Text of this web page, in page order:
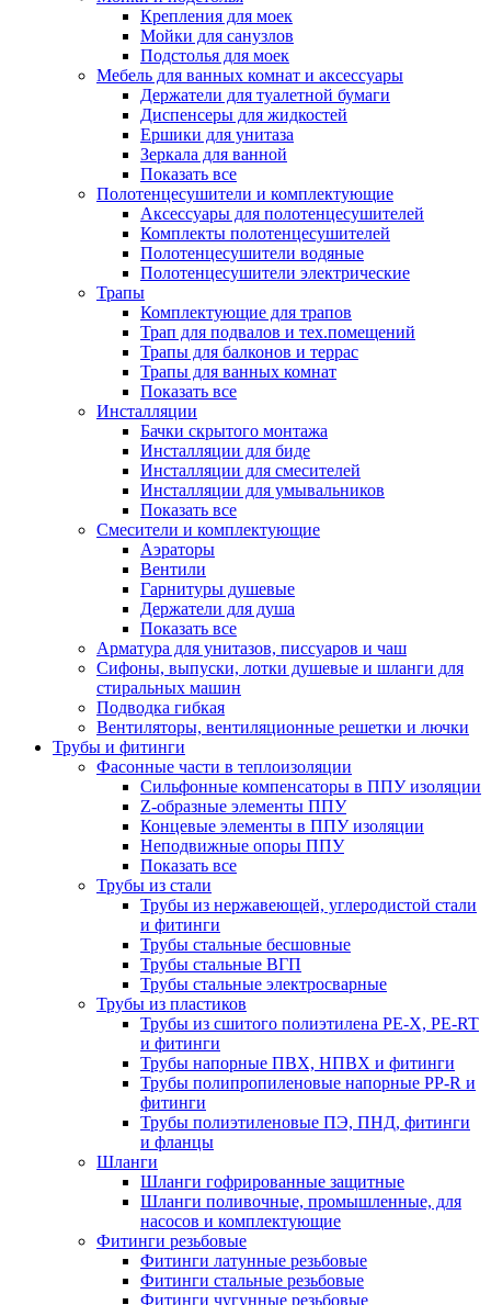
Крепления для моек
Мойки для санузлов
Подстолья для моек
Мебель для ванных комнат и аксессуары
Держатели для туалетной бумаги
Диспенсеры для жидкостей
Ершики для унитаза
Зеркала для ванной
Показать все
Полотенцесушители и комплектующие
Аксессуары для полотенцесушителей
Комплекты полотенцесушителей
Полотенцесушители водяные
Полотенцесушители электрические
Трапы
Комплектующие для трапов
Трап для подвалов и тех.помещений
Трапы для балконов и террас
Трапы для ванных комнат
Показать все
Инсталляции
Бачки скрытого монтажа
Инсталляции для биде
Инсталляции для смесителей
Инсталляции для умывальников
Показать все
Смесители и комплектующие
Аэраторы
Вентили
Гарнитуры душевые
Держатели для душа
Показать все
Арматура для унитазов, писсуаров и чаш
Сифоны, выпуски, лотки душевые и шланги для
стиральных машин
Подводка гибкая
Вентиляторы, вентиляционные решетки и лючки
Трубы и фитинги
Фасонные части в теплоизоляции
Cильфонные компенсаторы в ППУ изоляции
Z-образные элементы ППУ
Концевые элементы в ППУ изоляции
Неподвижные опоры ППУ
Показать все
Трубы из стали
Трубы из нержавеющей, углеродистой стали
и фитинги
Трубы стальные бесшовные
Трубы стальные ВГП
Трубы стальные электросварные
Трубы из пластиков
Трубы из сшитого полиэтилена PE-X, PE-RT
и фитинги
Трубы напорные ПВХ, НПВХ и фитинги
Трубы полипропиленовые напорные PP-R и
фитинги
Трубы полиэтиленовые ПЭ, ПНД, фитинги
и фланцы
Шланги
Шланги гофрированные защитные
Шланги поливочные, промышленные, для
насосов и комплектующие
Фитинги резьбовые
Фитинги латунные резьбовые
Фитинги стальные резьбовые
Фитинги чугунные резьбовые